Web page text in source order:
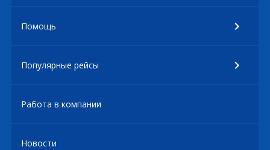
Помощь
Популярные рейсы
Работа в компании
Новости